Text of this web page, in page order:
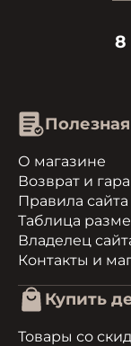
8
О магазине
Возврат и
Правила сайта
Таблица
Владелец
Контакты и
Купить
Товары со